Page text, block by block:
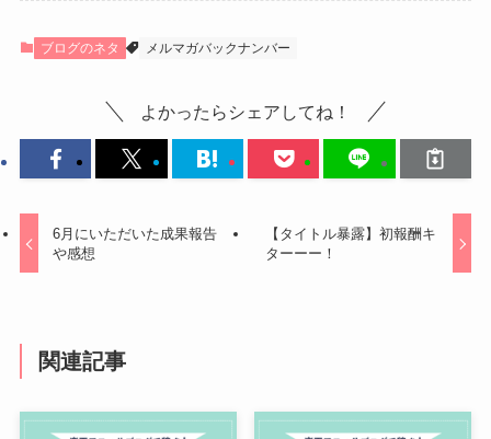
ブログのネタ メルマガバックナンバー
よかったらシェアしてね！
6月にいただいた成果報告
や感想
【タイトル暴露】初報酬キ
ターーー！
関連記事